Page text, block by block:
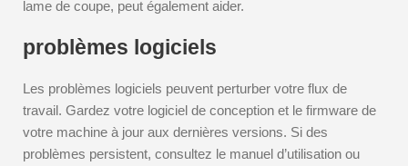
lame de coupe, peut également aider.
problèmes logiciels
Les problèmes logiciels peuvent perturber votre flux de
travail. Gardez votre logiciel de conception et le firmware de
votre machine à jour aux dernières versions. Si des
problèmes persistent, consultez le manuel d’utilisation ou